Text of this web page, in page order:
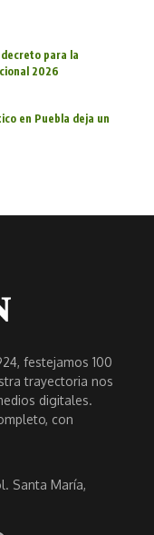
para la
2026
en Puebla deja un
festejamos 100
trayectoria nos
digitales.
con
Santa María,